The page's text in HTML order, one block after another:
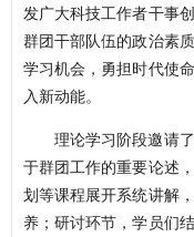
发广大科技工作者干事
群团干部队伍的政治素
学习机会，勇担时代使
入新动能。
理论学习阶段邀请
于群团工作的重要论述
划等课程展开系统讲解
养；研讨环节，学员们